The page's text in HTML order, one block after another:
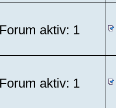
aktiv: 1
aktiv: 1